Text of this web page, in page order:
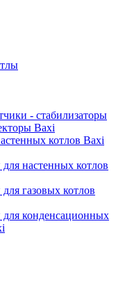
- стабилизаторы
Baxi
котлов Baxi
настенных котлов
газовых котлов
конденсационных